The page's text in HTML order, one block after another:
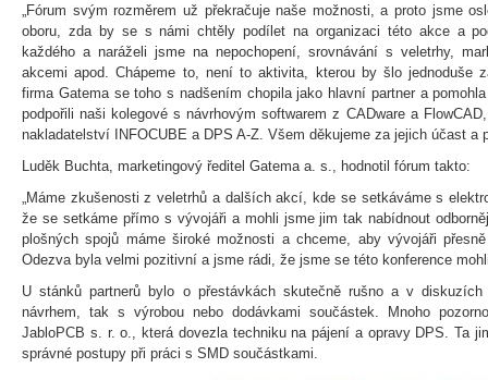
„Fórum svým rozměrem už překračuje naše možnosti, a proto jsme
oboru, zda by se s námi chtěly podílet na organizaci této akce a
každého a naráželi jsme na nepochopení, srovnávání s veletrhy,
akcemi apod. Chápeme to, není to aktivita, kterou by šlo jednoduše
firma Gatema se toho s nadšením chopila jako hlavní partner a
podpořili naši kolegové s návrhovým softwarem z CADware a
nakladatelství INFOCUBE a DPS A-Z. Všem děkujeme za jejich účast a
Luděk Buchta, marketingový ředitel Gatema a. s., hodnotil fórum takto:
„Máme zkušenosti z veletrhů a dalších akcí, kde se setkáváme s
že se setkáme přímo s vývojáři a mohli jsme jim tak nabídnout
plošných spojů máme široké možnosti a chceme, aby vývojáři
Odezva byla velmi pozitivní a jsme rádi, že jsme se této konference
U stánků partnerů bylo o přestávkách skutečně rušno a v
návrhem, tak s výrobou nebo dodávkami součástek. Mnoho
JabloPCB s. r. o., která dovezla techniku na pájení a opravy DPS. Ta
správné postupy při práci s SMD součástkami.